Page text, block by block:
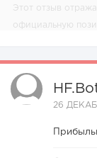
Этот отзыв
официальную
26